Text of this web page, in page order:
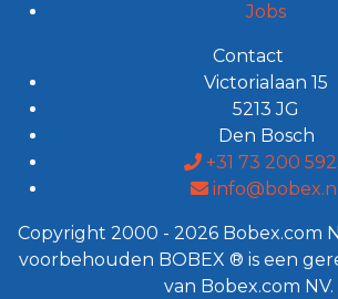
Jobs
Contact
Victorialaan 15
5213 JG
Den Bosch
+31 73 200
info@bobex.nl
Copyright 2000 - 2026 Bobex.com
voorbehouden BOBEX ® is een
van Bobex.com NV.